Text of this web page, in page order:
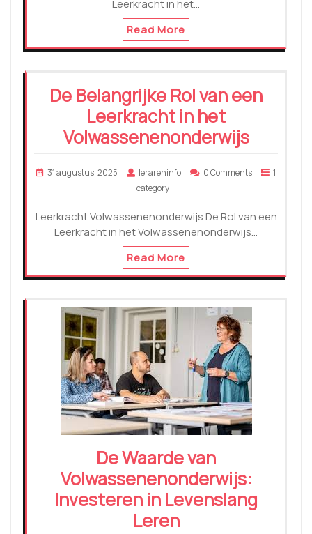
Leerkracht in het…
Read More
De Belangrijke Rol van een
Leerkracht in het
Volwassenenonderwijs
31 augustus, 2025 lerareninfo 0 Comments
1
category
Leerkracht Volwassenenonderwijs De Rol van een
Leerkracht in het Volwassenenonderwijs…
Read More
De Waarde van
Volwassenenonderwijs:
Investeren in Levenslang
Leren